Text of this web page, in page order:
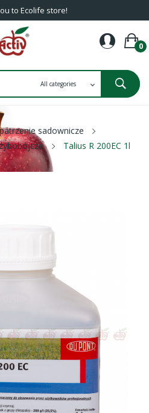
to Ecolife store!
0
sadownicze
Talius R 200EC 1l